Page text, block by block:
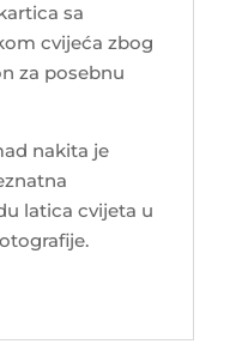
sa
cvijeća zbog
za posebnu
nakita je
latica cvijeta u